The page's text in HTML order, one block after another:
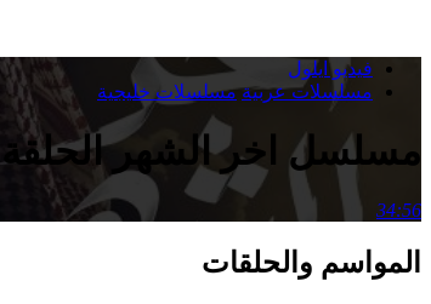
فيديو ايلول
مسلسلات عربية مسلسلات خليجية
مسلسل اخر الشهر الحلقة 27 السابعة والعشرون
34:56
المواسم والحلقات